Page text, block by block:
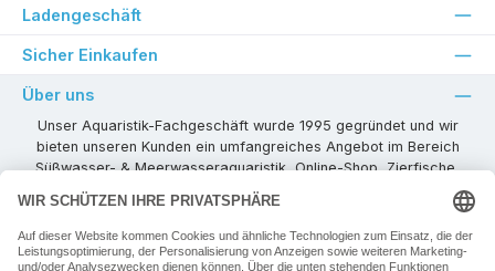
Ladengeschäft
Sicher Einkaufen
Über uns
Unser Aquaristik-Fachgeschäft wurde 1995 gegründet und wir
bieten unseren Kunden ein umfangreiches Angebot im Bereich
Süßwasser- & Meerwasseraquaristik, Online-Shop, Zierfische,
Pflanzen, Aquarienkombinationen, Technikzubehör usw. ! Als
kompetenter Aquaristik-Fachhandelspartner stehen wir Ihnen für
alle Ihre Projekte und Einrichtungs- oder Besatzwünsche zur
Verfügung!